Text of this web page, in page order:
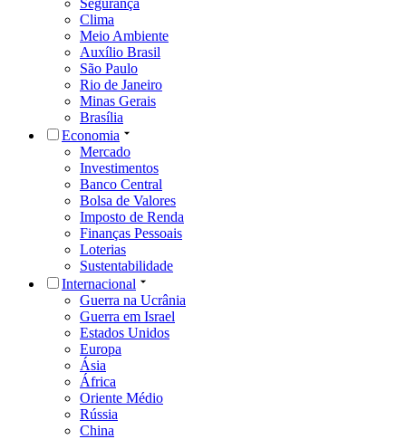
Clima
Meio Ambiente
Auxílio Brasil
São Paulo
Rio de Janeiro
Minas Gerais
Brasília
Economia
Mercado
Investimentos
Banco Central
Bolsa de Valores
Imposto de Renda
Finanças Pessoais
Loterias
Sustentabilidade
Internacional
Guerra na Ucrânia
Guerra em Israel
Estados Unidos
Europa
Ásia
África
Oriente Médio
Rússia
China